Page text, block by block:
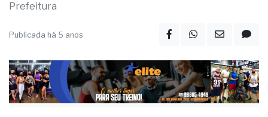
Prefeitura
Publicada há 5 anos